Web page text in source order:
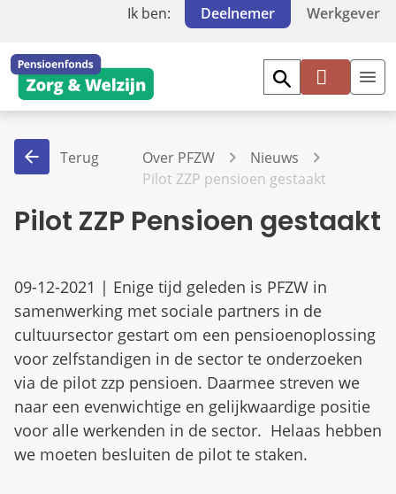
Ik ben: Deelnemer Werkgever
Mi
Z
W
Terug Over PFZW
Nieuws
Pilot ZZP pensioen gestaakt
Pilot ZZP Pensioen gestaakt
09-12-2021 | Enige tijd geleden is PFZW in
samenwerking met sociale partners in de
cultuursector gestart om een pensioenoplossing
voor zelfstandigen in de sector te onderzoeken
via de pilot zzp pensioen. Daarmee streven we
naar een evenwichtige en gelijkwaardige positie
voor alle werkenden in de sector. Helaas hebben
we moeten besluiten de pilot te staken.